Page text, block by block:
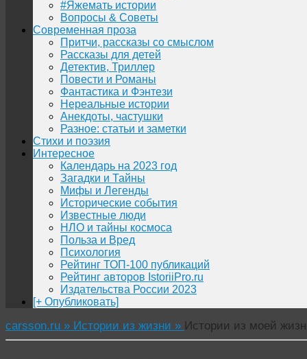
#Яжемать истории
Вопросы & Советы
Современная проза
Притчи, рассказы со смыслом
Рассказы для детей
Детектив, Триллер
Повести и Романы
Фантастика и Фэнтези
Нереальные истории
Анекдоты, частушки
Разное: статьи и заметки
Стихи и поэзия
Интересное
Календарь на 2023 год
Загадки и Тайны
Мифы и Легенды
Исторические события
Известные люди
НЛО и тайны космоса
Польза и Вред
Психология
Рейтинг ТОП-100 публикаций
Рейтинг авторов IstoriiPro.ru
Издательства России 2023
[+ Опубликовать]
carsson.ru » Истории из жизни » Истории из моей